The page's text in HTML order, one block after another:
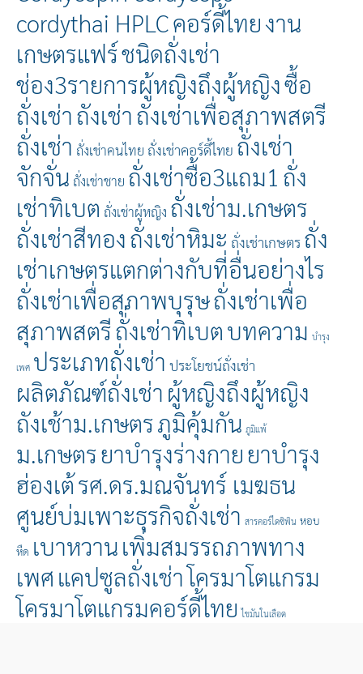
cordythai HPLCคอร์ดี้ไทยงาน
เกษตรแฟร์ชนิดถั่งเช่า
ช่อง3รายการผู้หญิงถึงผู้หญิงซื้อ
ถั่งเช่าถังเช่าถังเช่าเพื่อสุภาพสตรี
ถั่งเช่า ถั่งเช่าคนไทย ถั่งเช่าคอร์ดี้ไทย ถั่งเช่า
จักจั่น ถั่งเช่าชาย ถั่งเช่าซื้อ3แถม1 ถั่ง
เช่าทิเบต ถั่งเช่าผู้หญิง ถั่งเช่าม.เกษตร
ถั่งเช่าสีทองถั่งเช่าหิมะ ถั่งเช่าเกษตร ถั่ง
เช่าเกษตรแตกต่างกับที่อื่นอย่างไร
ถั่งเช่าเพื่อสุภาพบุรุษถั่งเช่าเพื่อ
สุภาพสตรีถั่่งเช่าทิเบตบทความ บำรุง
เพศ ประเภทถั่งเช่า ประโยชน์ถั่งเช่า
ผลิตภัณฑ์ถั่งเช่า ผู้หญิงถึงผู้หญิง
ถังเช้าม.เกษตรภูมิคุ้มกัน ภูมิแพ้
ม.เกษตรยาบำรุงร่างกายยาบำรุง
ฮ่องเต้รศ.ดร.มณจันทร์ เมฆธน
ศูนย์บ่มเพาะธุรกิจถั่งเช่า สารคอร์ไดซิพิน หอบ
หืด เบาหวานเพิ่มสมรรถภาพทาง
เพศ แคปซูลถั่งเช่าโครมาโตแกรม
โครมาโตแกรมคอร์ดี้ไทย ไขมันในเลือด